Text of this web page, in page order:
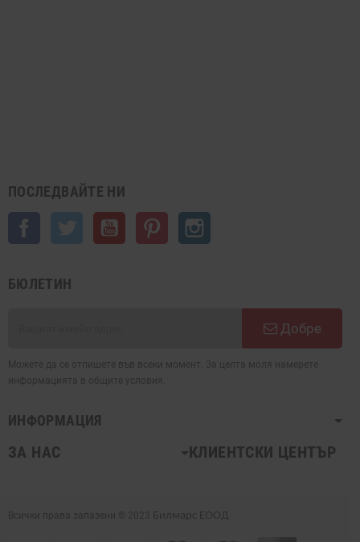
ПОСЛЕДВАЙТЕ НИ
Facebook Twitter YouTube Pinterest
БЮЛЕТИН
Добре
Можете да се отпишете във всеки момент. За целта моля намерете
информацията в общите условия.
ИНФОРМАЦИЯ
ЗА НАС КЛИЕНТСКИ ЦЕНТЪР